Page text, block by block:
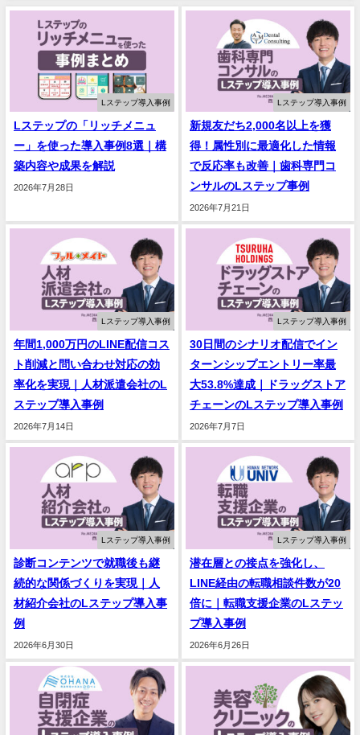
Lステップ導入事例
Lステップの「リッチメニュ
ー」を使った導入事例8選｜構
築内容や成果を解説
2026年7月28日
Lステップ導入事例
新規友だち2,000名以上を獲
得！属性別に最適化した情報
で反応率も改善｜歯科専門コ
ンサルのLステップ事例
2026年7月21日
Lステップ導入事例
年間1,000万円のLINE配信コス
ト削減と問い合わせ対応の効
率化を実現｜人材派遣会社のL
ステップ導入事例
2026年7月14日
Lステップ導入事例
30日間のシナリオ配信でイン
ターンシップエントリー率最
大53.8%達成｜ドラッグストア
チェーンのLステップ導入事例
2026年7月7日
Lステップ導入事例
診断コンテンツで就職後も継
続的な関係づくりを実現｜人
材紹介会社のLステップ導入事
例
2026年6月30日
Lステップ導入事例
潜在層との接点を強化し、
LINE経由の転職相談件数が20
倍に｜転職支援企業のLステッ
プ導入事例
2026年6月26日